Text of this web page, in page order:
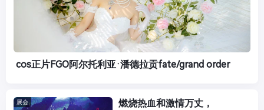
cos正片FGO阿尔托利亚·潘德拉贡fate/grand order
展会
燃烧热血和激情万丈，